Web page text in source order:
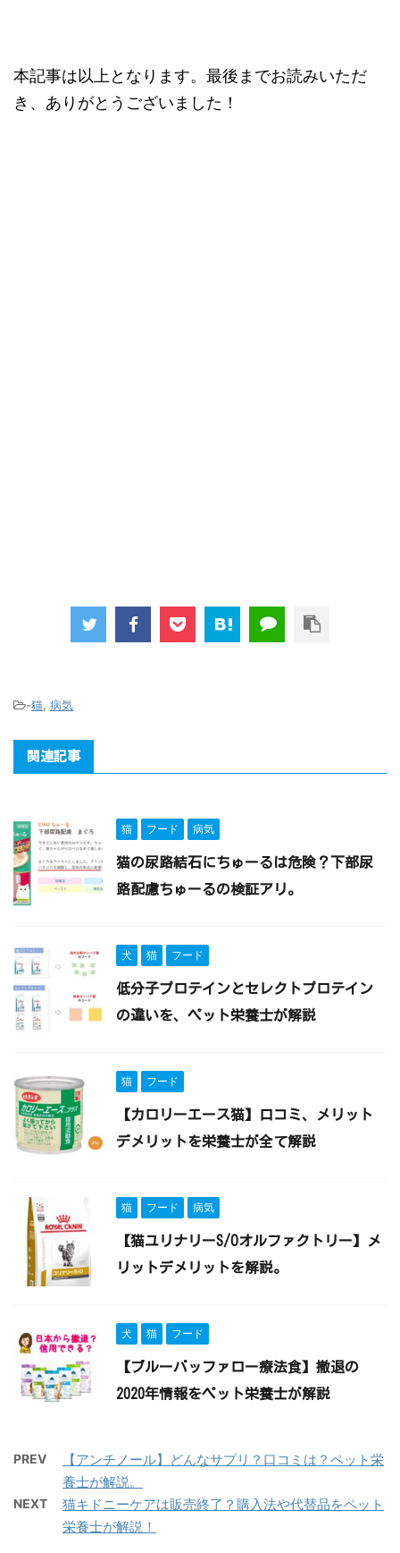
本記事は以上となります。最後までお読みいただ
き、ありがとうございました！
-猫, 病気
関連記事
猫 フード 病気
猫の尿路結石にちゅーるは危険？下部尿
路配慮ちゅーるの検証アリ。
犬 猫 フード
低分子プロテインとセレクトプロテイン
の違いを、ペット栄養士が解説
猫 フード
【カロリーエース猫】口コミ、メリット
デメリットを栄養士が全て解説
猫 フード 病気
【猫ユリナリーS/Oオルファクトリー】メ
リットデメリットを解説。
犬 猫 フード
【ブルーバッファロー療法食】撤退の
2020年情報をペット栄養士が解説
PREV
【アンチノール】どんなサプリ？口コミは？ペット栄
養士が解説。
NEXT
猫キドニーケアは販売終了？購入法や代替品をペット
栄養士が解説！